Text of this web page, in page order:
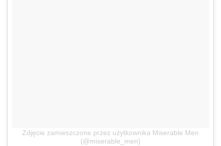
Zdjęcie zamieszczone przez użytkownika Miserable Men
(@miserable_men)